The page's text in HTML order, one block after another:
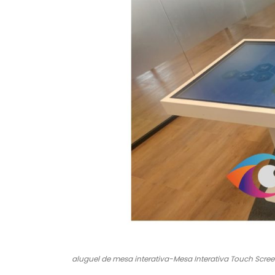
aluguel de mesa interativa-Mesa Interativa Touch